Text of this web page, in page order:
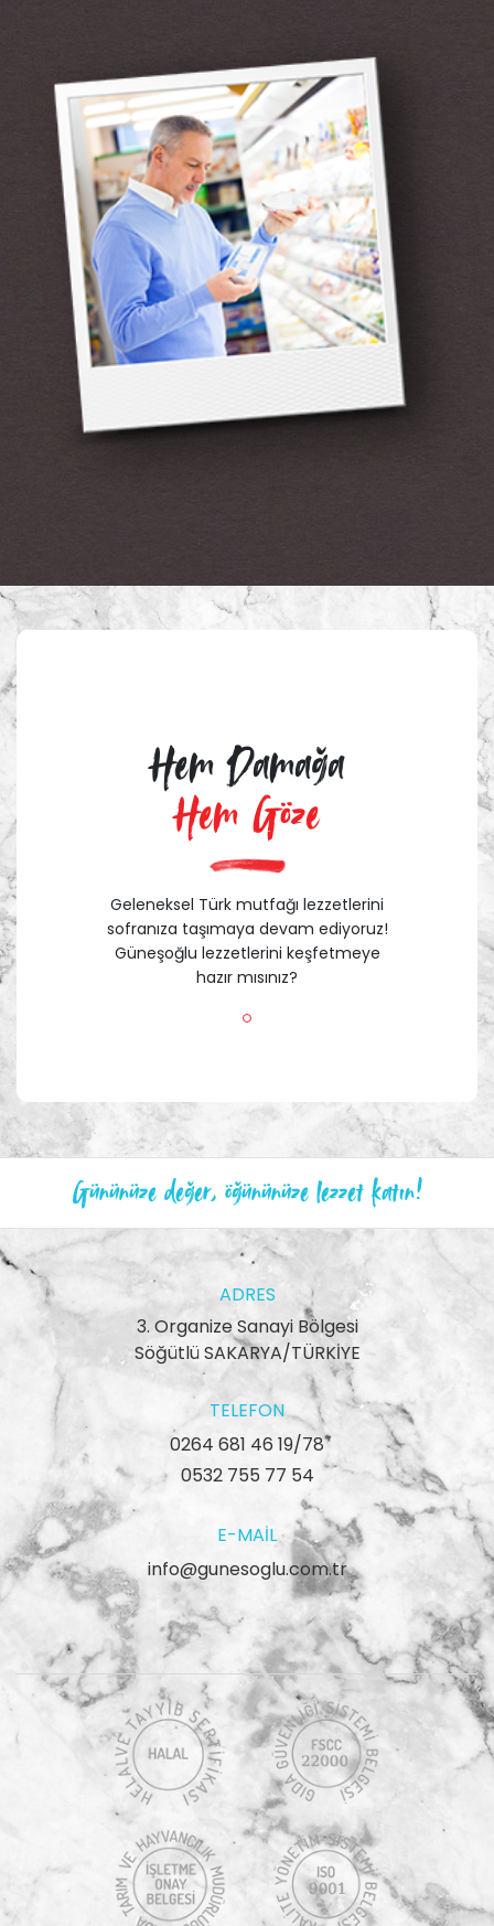
Hem Damağa
Hem Göze
Geleneksel Türk mutfağı lezzetlerini
sofranıza taşımaya devam ediyoruz!
Güneşoğlu lezzetlerini keşfetmeye
hazır mısınız?
Gününüze değer, öğününüze lezzet katın!
ADRES
3. Organize Sanayi Bölgesi
Söğütlü SAKARYA/TÜRKİYE
TELEFON
0264 681 46 19/78
0532 755 77 54
E-MAIL
info@gunesoglu.com.tr